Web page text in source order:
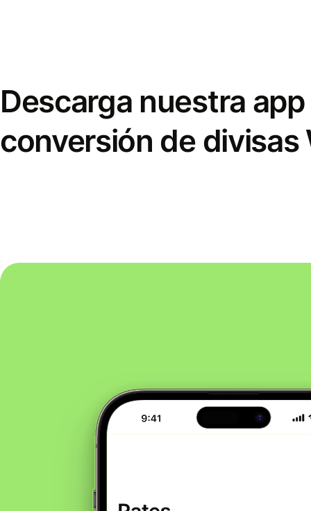
Descarga nuestra
conversión de divisas